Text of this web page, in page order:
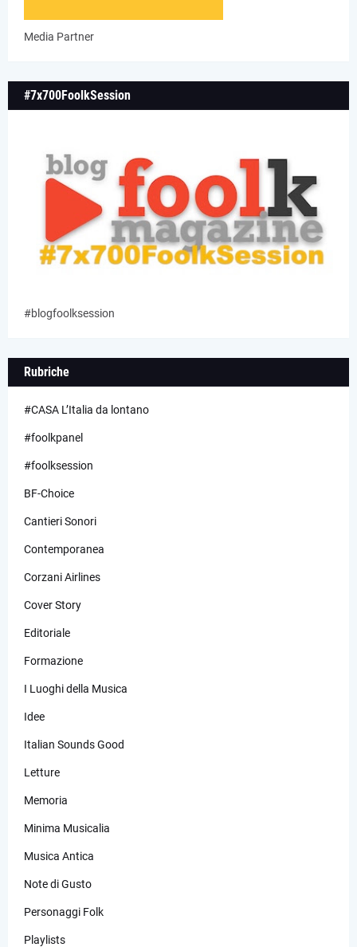
Media Partner
#7x700FoolkSession
#blogfoolksession
Rubriche
#CASA L’Italia da lontano
#foolkpanel
#foolksession
BF-Choice
Cantieri Sonori
Contemporanea
Corzani Airlines
Cover Story
Editoriale
Formazione
I Luoghi della Musica
Idee
Italian Sounds Good
Letture
Memoria
Minima Musicalia
Musica Antica
Note di Gusto
Personaggi Folk
Playlists